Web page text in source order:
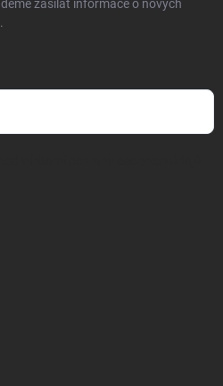
zasílat informace o nových